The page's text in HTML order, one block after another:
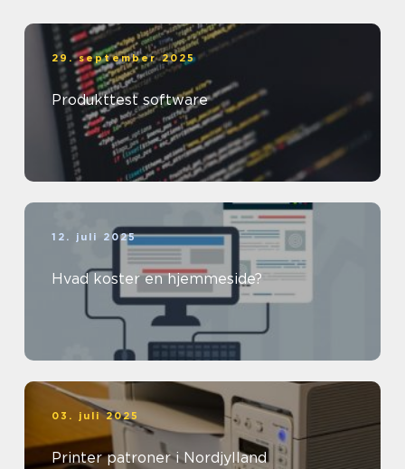
29. september 2025
Produkttest software
12. juli 2025
Hvad koster en hjemmeside?
03. juli 2025
Printer patroner i Nordjylland